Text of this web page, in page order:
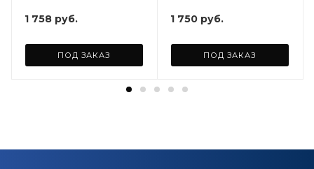
1 758 руб.
ПОД ЗАКАЗ
1 750 руб.
ПОД ЗАКАЗ